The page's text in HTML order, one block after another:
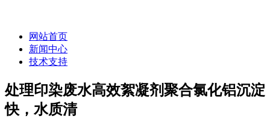
网站首页
新闻中心
技术支持
处理印染废水高效絮凝剂聚合氯化铝沉淀
快，水质清